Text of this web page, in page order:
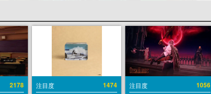
2178 注目度 1474 注目度 1056